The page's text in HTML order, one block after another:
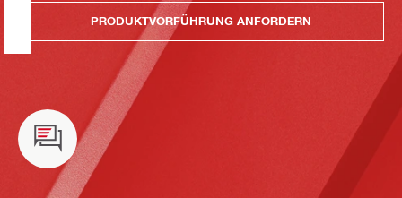
PRODUKTVORFÜHRUNG ANFORDERN